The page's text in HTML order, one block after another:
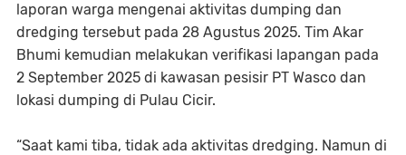
laporan warga mengenai aktivitas dumping dan
dredging tersebut pada 28 Agustus 2025. Tim Akar
Bhumi kemudian melakukan verifikasi lapangan pada
2 September 2025 di kawasan pesisir PT Wasco dan
lokasi dumping di Pulau Cicir.
“Saat kami tiba, tidak ada aktivitas dredging. Namun di